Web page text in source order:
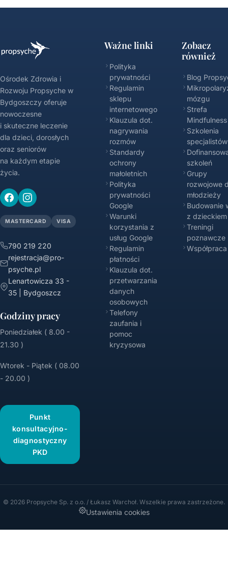
Ośrodek Zdrowia i
Rozwoju Propsyche w
Bydgoszczy oferuje
nowoczesne
i skuteczne leczenie
dla dzieci, dorosłych
oraz seniorów
na każdym etapie
życia.
MASTERCARD VISA
790 219 220
rejestracja@pro-
psyche.pl
Lenartowicza 33 -
35 | Bydgoszcz
Godziny pracy
Poniedziałek ( 8.00 -
21.30 )
Wtorek - Piątek ( 08.00
- 20.00 )
Punkt
konsultacyjno-
diagnostyczny
PKD
Ważne linki
Polityka
prywatności
Regulamin
sklepu
internetowego
Klauzula dot.
nagrywania
rozmów
Standardy
ochrony
małoletnich
Polityka
prywatności
Google
Warunki
korzystania z
usług Google
Regulamin
płatności
Klauzula dot.
przetwarzania
danych
osobowych
Telefony
zaufania i
pomoc
kryzysowa
Zobacz
również
Blog
mózgu
Strefa
Mindfulness
Szkolenia
specjalistów
szkoleń
Grupy
rozwojowe
młodzieży
Budowanie
z dzieckiem
Treningi
poznawcze
Współpraca
© 2026 Propsyche Sp. z o.o. / Łukasz Warchoł. Wszelkie prawa zastrzeżone.
Ustawienia cookies